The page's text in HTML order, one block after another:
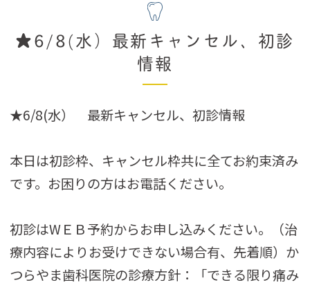
★6/8(水）最新キャンセル、初診
情報
★6/8(水） 最新キャンセル、初診情報
本日は初診枠、キャンセル枠共に全てお約束済み
です。お困りの方はお電話ください。
初診はWＥＢ予約からお申し込みください。（治
療内容によりお受けできない場合有、先着順）か
つらやま歯科医院の診療方針：「できる限り痛み